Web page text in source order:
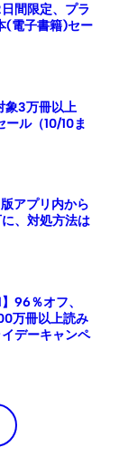
間限定、プラ
(電子書籍)セー
象3万冊以上
ル（10/10ま
アプリ内から
、対処方法は
96％オフ、
万冊以上読み
デーキャンペ